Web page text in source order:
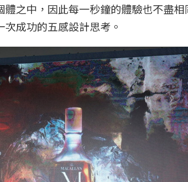
之中，因此每一秒鐘的體驗也不盡
成功的五感設計思考。